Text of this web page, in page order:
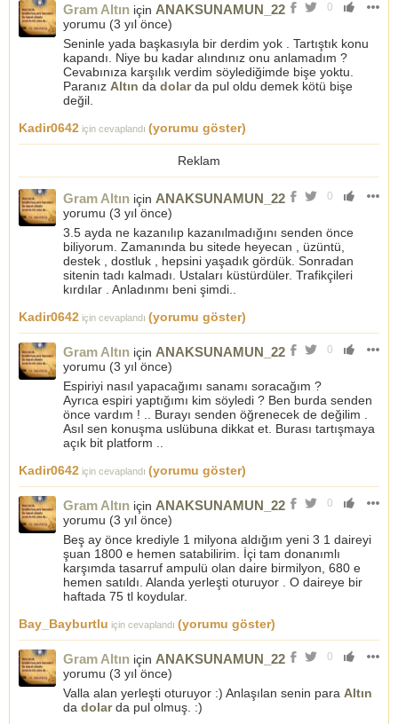
0
Gram Altın için ANAKSUNAMUN_22
yorumu (3 yıl önce)
Seninle yada başkasıyla bir derdim yok . Tartıştık konu
kapandı. Niye bu kadar alındınız onu anlamadım ?
Cevabınıza karşılık verdim söylediğimde bişe yoktu.
Paranız Altın da dolarda pul oldu demek kötü bişe
değil.
Kadir0642 için cevaplandı (yorumu göster)
Reklam
0
Gram Altın için ANAKSUNAMUN_22
yorumu (3 yıl önce)
3.5 ayda ne kazanılıp kazanılmadığını senden önce
biliyorum. Zamanında bu sitede heyecan , üzüntü,
destek , dostluk , hepsini yaşadık gördük. Sonradan
sitenin tadı kalmadı. Ustaları küstürdüler. Trafikçileri
kırdılar . Anladınmı beni şimdi..
Kadir0642 için cevaplandı (yorumu göster)
0
Gram Altın için ANAKSUNAMUN_22
yorumu (3 yıl önce)
Espiriyi nasıl yapacağımı sanamı soracağım ?
Ayrıca espiri yaptığımı kim söyledi ? Ben burda senden
önce vardım ! .. Burayı senden öğrenecek de değilim .
Asıl sen konuşma uslübuna dikkat et. Burası tartışmaya
açık bit platform ..
Kadir0642 için cevaplandı (yorumu göster)
0
Gram Altın için ANAKSUNAMUN_22
yorumu (3 yıl önce)
Beş ay önce krediyle 1 milyona aldığım yeni 3 1 daireyi
şuan 1800 e hemen satabilirim. İçi tam donanımlı
karşımda tasarruf ampulü olan daire birmilyon, 680 e
hemen satıldı. Alanda yerleşti oturuyor . O daireye bir
haftada 75 tl koydular.
Bay_Bayburtlu için cevaplandı (yorumu göster)
0
Gram Altın için ANAKSUNAMUN_22
yorumu (3 yıl önce)
Valla alan yerleşti oturuyor :) Anlaşılan senin para Altın
da dolarda pul olmuş. :)